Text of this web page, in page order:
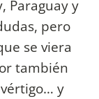
Paraguay y
pero
se viera
también
y